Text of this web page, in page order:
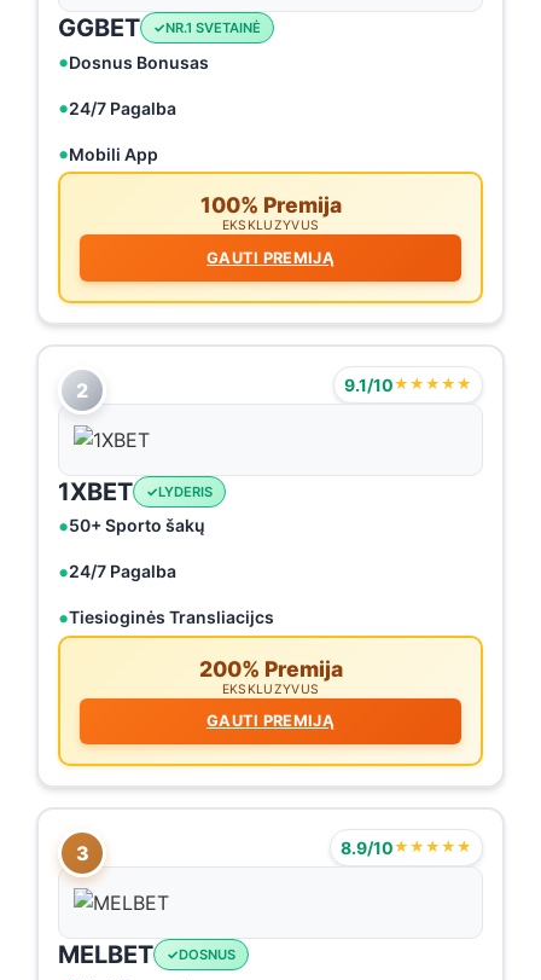
GGBET NR.1 SVETAINĖ
Dosnus Bonusas
24/7 Pagalba
Mobili App
100% Premija
EKSKLUZYVUS
GAUTI PREMIJĄ
2 9.1/10★★★★★
1XBET LYDERIS
50+ Sporto šakų
24/7 Pagalba
Tiesioginės Transliacijcs
200% Premija
EKSKLUZYVUS
GAUTI PREMIJĄ
3 8.9/10★★★★★
MELBET DOSNUS